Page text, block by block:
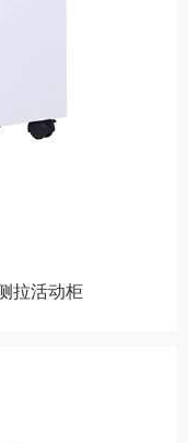
拉活动柜